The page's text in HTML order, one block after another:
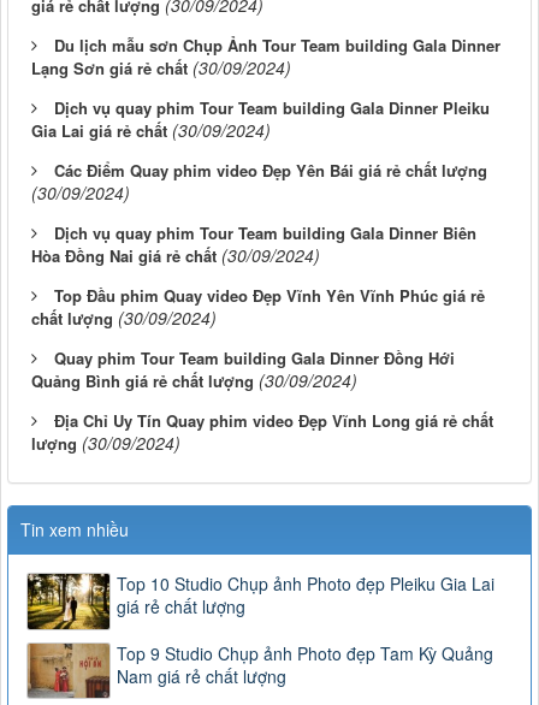
giá rẻ chất lượng (30/09/2024)
Du lịch mẫu sơn Chụp Ảnh Tour Team building Gala Dinner
Lạng Sơn giá rẻ chất (30/09/2024)
Dịch vụ quay phim Tour Team building Gala Dinner Pleiku
Gia Lai giá rẻ chất (30/09/2024)
Các Điểm Quay phim video Đẹp Yên Bái giá rẻ chất lượng
(30/09/2024)
Dịch vụ quay phim Tour Team building Gala Dinner Biên
Hòa Đồng Nai giá rẻ chất (30/09/2024)
Top Đầu phim Quay video Đẹp Vĩnh Yên Vĩnh Phúc giá rẻ
chất lượng (30/09/2024)
Quay phim Tour Team building Gala Dinner Đồng Hới
Quảng Bình giá rẻ chất lượng (30/09/2024)
Địa Chỉ Uy Tín Quay phim video Đẹp Vĩnh Long giá rẻ chất
lượng (30/09/2024)
Tin xem nhiều
Top 10 Studio Chụp ảnh Photo đẹp Pleiku Gia Lai
giá rẻ chất lượng
Top 9 Studio Chụp ảnh Photo đẹp Tam Kỳ Quảng
Nam giá rẻ chất lượng